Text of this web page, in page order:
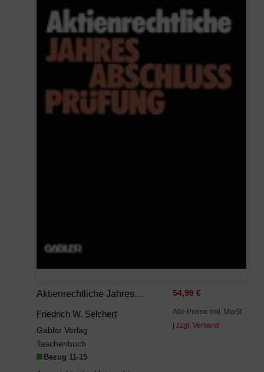
Aktienrechtliche Jahresabschlußprüfung
Friedrich W. Selchert
Gabler Verlag
Taschenbuch
Bezug 11-15
54,99 €
Alle Preise inkl. MwSt
| zzgl. Versand